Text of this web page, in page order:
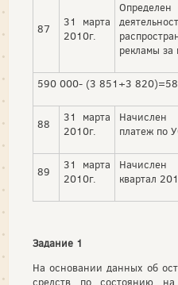
87
31 марта
2010г.
Определен
рекламы за
590 000- (3 851+3
88
31 марта
2010г.
платеж по
89
31 марта
2010г.
квартал
Задание 1
На основании данных об
средств по состоянию